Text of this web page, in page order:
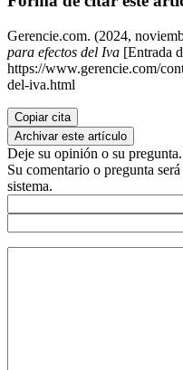
Gerencie.com. (2024,
para efectos del Iva [Entrada
https://www.gerencie.com/
del-iva.html
Copiar cita
Archivar este artículo
Deje su opinión o su
Su comentario o pregunta
sistema.